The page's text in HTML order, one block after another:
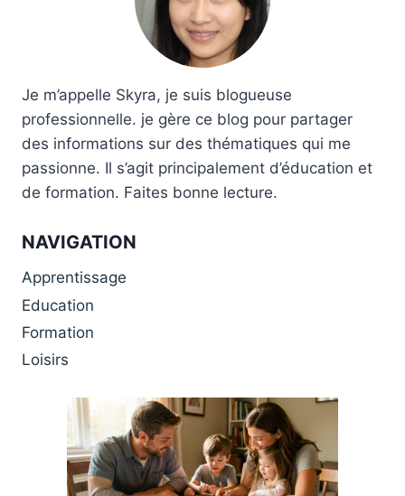
Je m’appelle Skyra, je suis blogueuse
professionnelle. je gère ce blog pour partager
des informations sur des thématiques qui me
passionne. Il s’agit principalement d’éducation et
de formation. Faites bonne lecture.
NAVIGATION
Apprentissage
Education
Formation
Loisirs